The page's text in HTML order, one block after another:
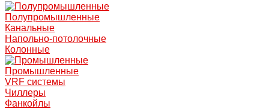
Полупромышленные
Канальные
Напольно-потолочные
Колонные
Промышленные
VRF системы
Чиллеры
Фанкойлы